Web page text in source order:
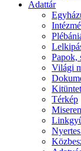
Adattár
Papok,
Világi
Térkép